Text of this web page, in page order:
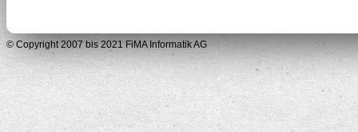
© Copyright 2007 bis 2021 FiMA Informatik AG